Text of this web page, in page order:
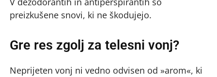
preizkušene snovi, ki ne škodujejo.
Gre res zgolj za telesni vonj?
Neprijeten vonj ni vedno odvisen od »arom«, ki